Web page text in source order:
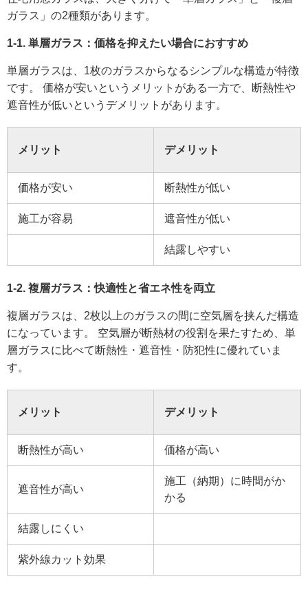
ガラス」の2種類があります。
1-1. 単層ガラス：価格を抑えたい場合におすすめ
単層ガラスは、1枚のガラスからなるシンプルな構造が特徴
です。 価格が安いというメリットがある一方で、断熱性や
遮音性が低いというデメリットがあります。
メリット デメリット
価格が安い 断熱性が低い
施工が容易 遮音性が低い
結露しやすい
1-2. 複層ガラス：快適性と省エネ性を両立
複層ガラスは、2枚以上のガラスの間に空気層を挟んだ構造
になっています。 空気層が断熱材の役割を果たすため、単
層ガラスに比べて断熱性・遮音性・防犯性に優れていま
す。
メリット デメリット
断熱性が高い 価格が高い
遮音性が高い
施工（納期）に時間がか
かる
結露しにくい
紫外線カット効果